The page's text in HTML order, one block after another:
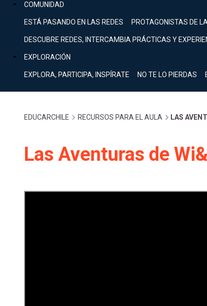
mi
cuenta
COMUNIDAD
ESTÁ PASANDO EN LAS REDES PROTAGONISTAS DE
DESCUBRE REDES, INTERCAMBIA PRÁCTICAS Y
EXPLORACIÓN
EXPLORA, PARTICIPA, INSPÍRATE NO TE LO PIERDAS
[Educarchile
Mobile]
Menú
mi
Inicia
Sobrescribir
enlaces
de
EDUCARCHILE RECURSOS PARA EL AULA LAS
Las Aventuras de